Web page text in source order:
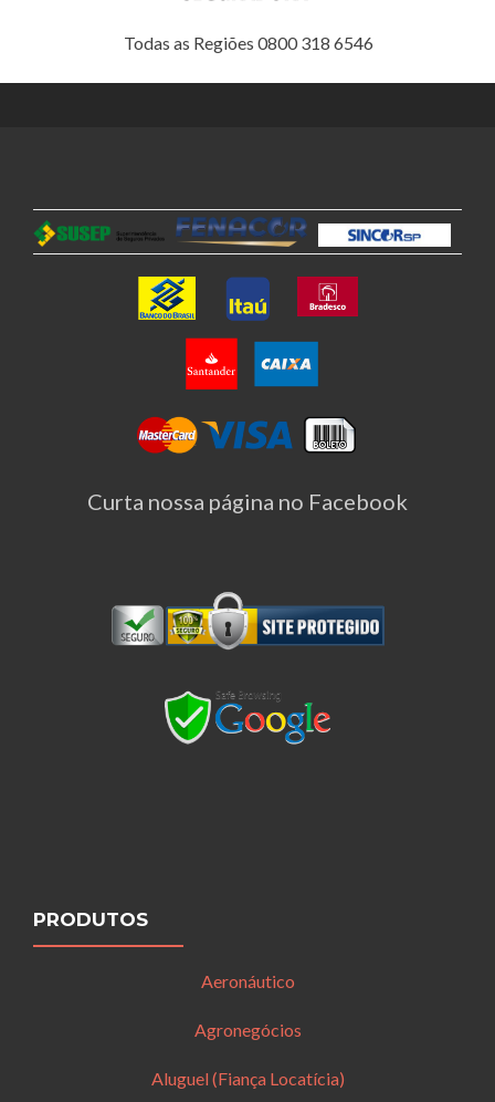
Todas as Regiões 0800 318 6546
Curta nossa página no Facebook
PRODUTOS
Aeronáutico
Agronegócios
Aluguel (Fiança Locatícia)